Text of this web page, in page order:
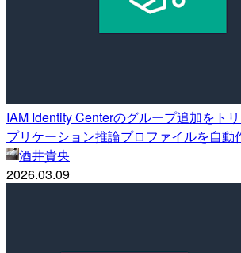
IAM Identity Centerのグループ追加をト
プリケーション推論プロファイルを自動
酒井貴央
2026.03.09